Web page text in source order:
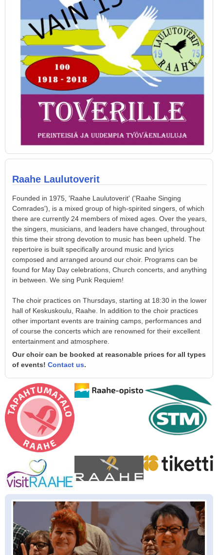
Raahe Laulutoverit
Founded in 1975, 'Raahe Laulutoverit' ('Raahe Singing
Comrades'), is a mixed group of high-spirited singers, of which
there are currently 24 members of mixed ages. Over the years,
the singers, musicians, and leaders have changed, throughout
this time their strong devotion to music has been upheld. The
repertoire is built specifically around music and lyrics
composed and arranged around our choir. Programs can be
found for May Day celebrations, Church concerts, and anything
in between. We sing Punk Requiem!
The choir practices on Thursdays, starting at 18:30 in the lower
hall of Keskuskoulu, Raahe. In addition to the choir practices
other important events are training camps, performances and
of course the concerts which are renowned for their excellent
entertainment and atmosphere.
Our choir can be booked at reasonable prices for all types
of events! Contact us.